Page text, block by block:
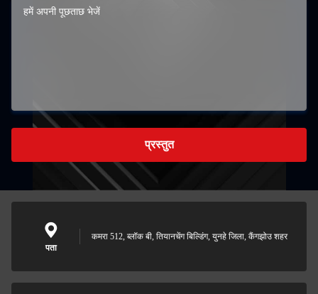
प्रस्तुत
पता
कमरा 512, ब्लॉक बी, तियानचेंग बिल्डिंग, युनहे जिला, कैंगझोउ शहर